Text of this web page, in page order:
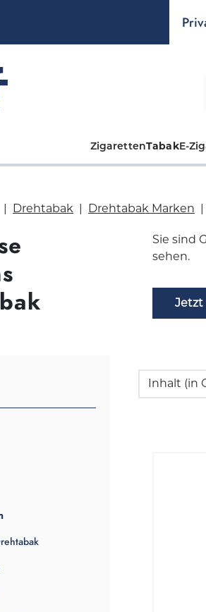
ZigarettenTabakE-
Drehtabak Drehtabak Marken
Sie sind
sehen.
Jetzt
Inhalt (in